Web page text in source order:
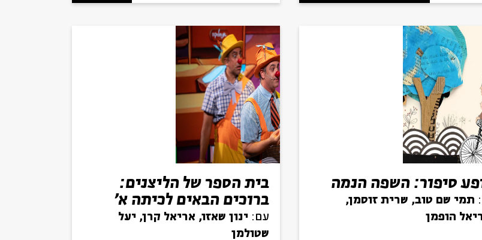
סיפור: השפה הנמה
תמי שם טוב, שרית זוסמן,
הופמן
בית הספר של הליצנים:
ברוכים הבאים לכיתה א'
עם: ינון שאזו, אריאל קרן, יעל
שטולמן
לדעת מה קורה
אבי חי לפני כולם?
הרשמו לניוזלטר שלנו